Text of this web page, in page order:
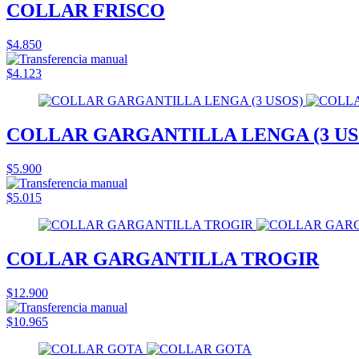
COLLAR FRISCO
$4.850
$4.123
COLLAR GARGANTILLA LENGA (3
$5.900
$5.015
COLLAR GARGANTILLA TROGIR
$12.900
$10.965